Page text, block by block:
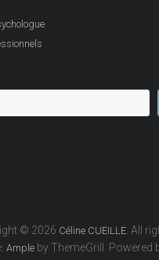
© 2026 Céline CUEILLE. All
Ample by ThemeGrill. Powered